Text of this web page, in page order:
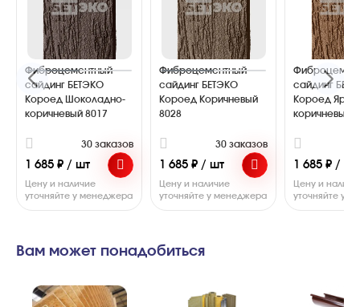
Фиброцементный
сайдинг БЕТЭКО
Короед Шоколадно-
коричневый 8017
30 заказов
1 685 ₽ / шт
Цену и наличие
уточняйте у менеджера
Фиброцементный
сайдинг БЕТЭКО
Короед Коричневый
8028
30 заказов
1 685 ₽ / шт
Цену и наличие
уточняйте у менеджера
сайдинг
Короед Ярко
коричневый
1 685 ₽ / шт
Цену и
уточняйте у
Вам может понадобиться